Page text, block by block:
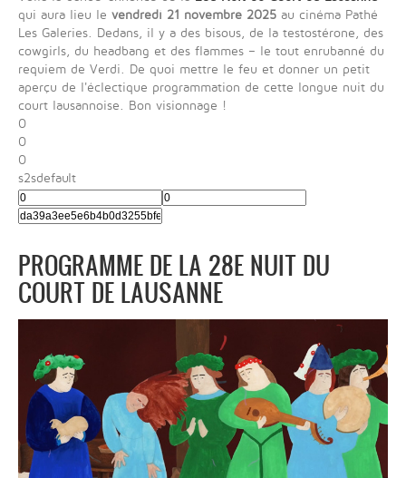
qui aura lieu le vendredi 21 novembre 2025 au cinéma Pathé
Les Galeries. Dedans, il y a des bisous, de la testostérone, des
cowgirls, du headbang et des flammes – le tout enrubanné du
requiem de Verdi. De quoi mettre le feu et donner un petit
aperçu de l'éclectique programmation de cette longue nuit du
court lausannoise. Bon visionnage !
0
0
0
s2sdefault
PROGRAMME DE LA 28E NUIT DU
COURT DE LAUSANNE